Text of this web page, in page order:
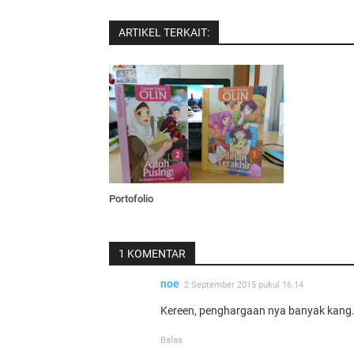
ARTIKEL TERKAIT:
Portofolio
1 KOMENTAR
noe 2 September 2015 pukul 16.14
Kereen, penghargaan nya banyak
Balas